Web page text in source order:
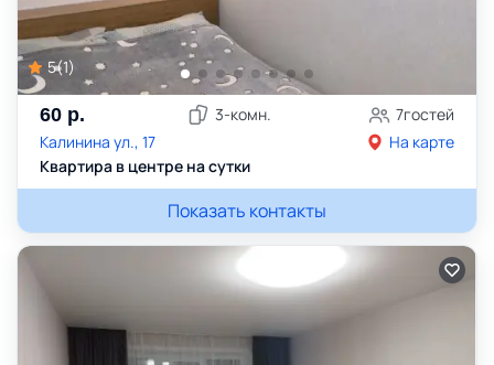
5(1)
60 р. 3-комн. 7гостей
Калинина ул., 17
На карте
Квартира в центре на сутки
Показать контакты